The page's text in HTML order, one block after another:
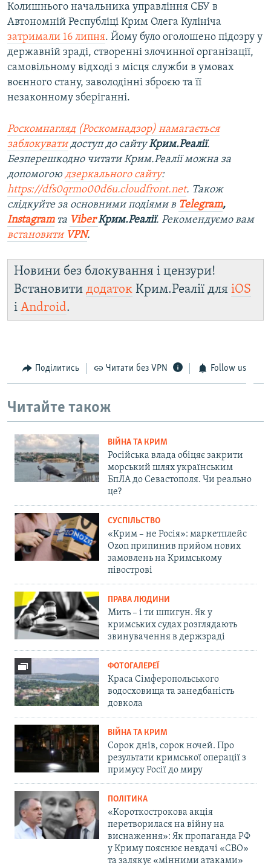
Колишнього начальника управління СБУ в
Автономній Республіці Крим Олега Кулініча
затримали 16 липня. Йому було оголошено підозру у
державній зраді, створенні злочинної організації,
самовільному відході з місця служби в умовах
воєнного стану, заволодінні зброєю та її
незаконному зберіганні.
Роскомнагляд (Роскомнадзор) намагається
заблокуватидоступ до сайтуКрим.Реалії.
Безперешкодно читати Крим.Реалії можна за
допомогою дзеркального сайту:
https://dfs0qrmo00d6u.cloudfront.net. Також
слідкуйте за основними подіями в Telegram,
Instagramта ViberКрим.Реалії. Рекомендуємо вам
встановити VPN.
Новини без блокування і цензури!
Встановити додаток Крим.Реалії для iOS
і Android.
Поділитись Читати без VPN Follow us
Читайте також
ВІЙНА ТА КРИМ
Російська влада обіцяє закрити
морський шлях українським
БпЛА до Севастополя. Чи реально
це?
СУСПІЛЬСТВО
«Крим – не Росія»: маркетплейс
Ozon припинив прийом нових
замовлень на Кримському
півострові
ПРАВА ЛЮДИНИ
Мить – і ти шпигун. Як у
кримських судах розглядають
звинувачення в держзраді
ФОТОГАЛЕРЕЇ
Краса Сімферопольського
водосховища та занедбаність
довкола
ВІЙНА ТА КРИМ
Сорок днів, сорок ночей. Про
результати кримської операції з
примусу Росії до миру
ПОЛІТИКА
«Короткострокова акція
перетворилася на війну на
виснаження»: Як пропаганда РФ
у Криму пояснює невдачі «СВО»
та залякує «мінними атаками»